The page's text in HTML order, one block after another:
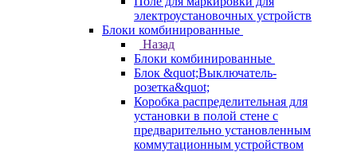
электроустановочных устройств
Блоки комбинированные
Назад
Блоки комбинированные
Блок &quot;Выключатель-
розетка&quot;
Коробка распределительная для
установки в полой стене с
предварительно установленным
коммутационным устройством